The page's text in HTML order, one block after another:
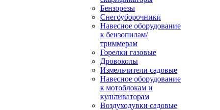
Бензорезы
Снегоуборочники
Навесное оборудование
к бензопилам/
триммерам
Горелки газовые
Дровоколы
Измельчители садовые
Навесное оборудование
к мотоблокам и
культиваторам
Воздуходувки садовые